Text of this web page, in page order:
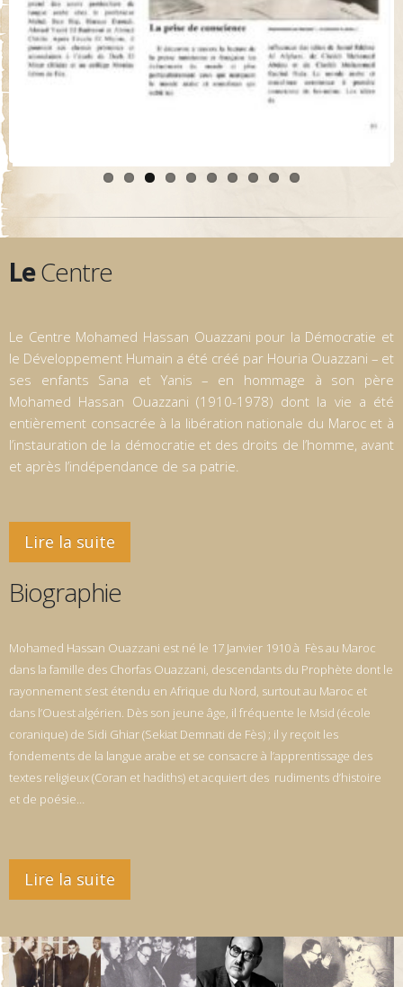
LeCentre
Le Centre Mohamed Hassan Ouazzani pour la Démocratie et
le Développement Humain a été créé par Houria Ouazzani – et
ses enfants Sana et Yanis – en hommage à son père
Mohamed Hassan Ouazzani (1910-1978) dont la vie a été
entièrement consacrée à la libération nationale du Maroc et à
l’instauration de la démocratie et des droits de l’homme, avant
et après l’indépendance de sa patrie.
Lire la suite
Biographie
Mohamed Hassan Ouazzani est né le 17 Janvier 1910 à Fès au Maroc
dans la famille des Chorfas Ouazzani, descendants du Prophète dont le
rayonnement s’est étendu en Afrique du Nord, surtout au Maroc et
dans l’Ouest algérien. Dès son jeune âge, il fréquente le Msid (école
coranique) de Sidi Ghiar (Sekiat Demnati de Fès) ; il y reçoit les
fondements de la langue arabe et se consacre à l’apprentissage des
textes religieux (Coran et hadiths) et acquiert des rudiments d’histoire
et de poésie…
Lire la suite